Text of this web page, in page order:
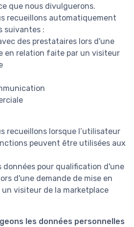
que nous divulguerons.
recueillons automatiquement
suivantes :
des prestataires lors d'une
en relation faite par un visiteur
recueillons lorsque l’utilisateur
peuvent être utilisées aux
données pour qualification d'une
d'une demande de mise en
visiteur de la marketplace
les données personnelles